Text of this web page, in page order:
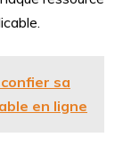
sa
en ligne